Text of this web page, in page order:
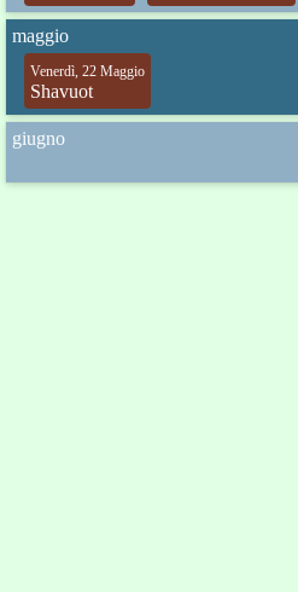
maggio
Venerdì, 22 Maggio
Shavuot
giugno